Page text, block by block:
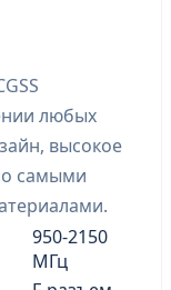
любых
высокое
самыми
950-2150
МГц